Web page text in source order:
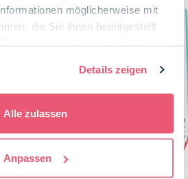
möglicherweise mit
die Sie ihnen bereitgestellt
Details zeigen
Alle zulassen
Anpassen
-6%